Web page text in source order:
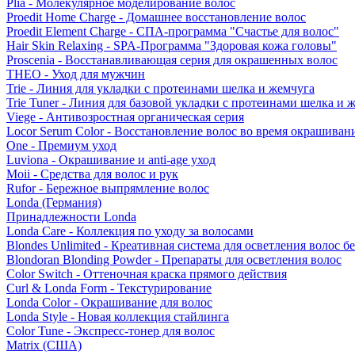
Plia - Молекулярное моделирование волос
Proedit Home Charge - Домашнее восстановление волос
Proedit Element Charge - СПА-программа "Счастье для волос"
Hair Skin Relaxing - SPA-Программа "Здоровая кожа головы"
Proscenia - Восстанавливающая серия для окрашенных волос
THEO - Уход для мужчин
Trie - Линия для укладки с протеинами шелка и жемчуга
Trie Tuner - Линия для базовой укладки с протеинами шелка и
Viege - Антивозростная органическая серия
Locor Serum Color - Восстановление волос во время
One - Премиум уход
Luviona - Окрашивание и anti-age уход
Moii - Средства для волос и рук
Rufor - Бережное выпрямление волос
Londa (Германия)
Принадлежности Londa
Londa Care - Коллекция по уходу за волосами
Blondes Unlimited - Креативная система для осветления волос
Blondoran Blonding Powder - Препараты для осветления волос
Color Switch - Оттеночная краска прямого действия
Curl & Londa Form - Текстурирование
Londa Color - Окрашивание для волос
Londa Style - Новая коллекция стайлинга
Color Tune - Экспресс-тонер для волос
Matrix (США)